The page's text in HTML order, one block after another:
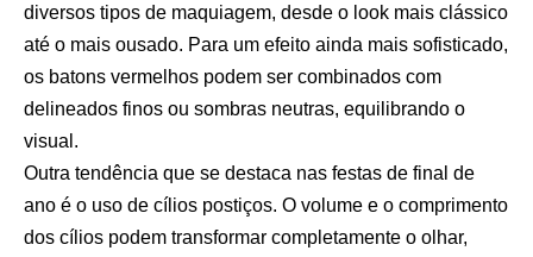
diversos tipos de maquiagem, desde o look mais clássico
até o mais ousado. Para um efeito ainda mais sofisticado,
os batons vermelhos podem ser combinados com
delineados finos ou sombras neutras, equilibrando o
visual.
Outra tendência que se destaca nas festas de final de
ano é o uso de cílios postiços. O volume e o comprimento
dos cílios podem transformar completamente o olhar,